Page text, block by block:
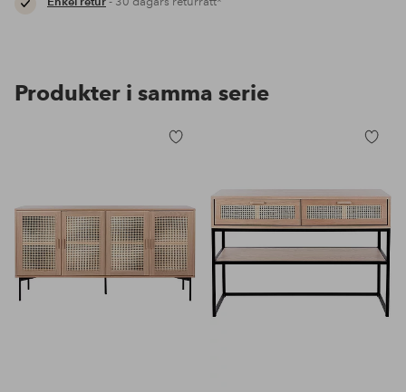
Produkter i samma serie
favoriter